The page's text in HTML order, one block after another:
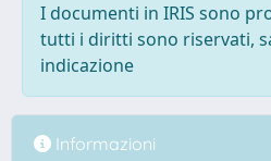
I documenti in IRIS sono
tutti i diritti sono riservati,
indicazione
Informazioni